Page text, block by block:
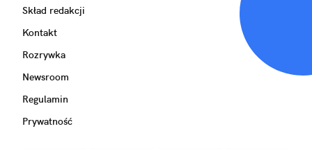
Skład redakcji
Kontakt
Rozrywka
Newsroom
Regulamin
Prywatność